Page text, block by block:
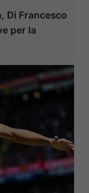
Di Francesco
per la